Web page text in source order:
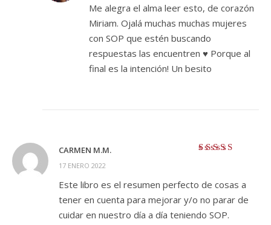
ANTI-SPAM BY CLEANTALK
Me alegra el alma leer esto, de corazón
Miriam. Ojalá muchas muchas mujeres
con SOP que estén buscando
respuestas las encuentren ♥️ Porque al
final es la intención! Un besito
CARMEN M.M.
17 ENERO 2022
Este libro es el resumen perfecto de cosas a
tener en cuenta para mejorar y/o no parar de
cuidar en nuestro día a día teniendo SOP.